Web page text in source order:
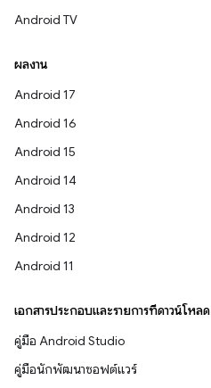
Android TV
ผลงาน
Android 17
Android 16
Android 15
Android 14
Android 13
Android 12
Android 11
เอกสารประกอบและรายการที่ดาวน์โหลด
คู่มือ Android Studio
คู่มือนักพัฒนาซอฟต์แวร์